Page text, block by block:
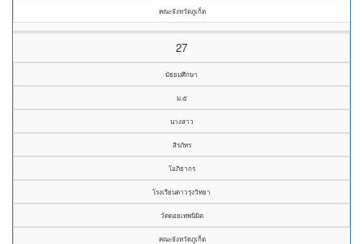
คณะจังหวัดภูเก็ต
27
มัธยมศึกษา
ม.๕
นางสาว
สิรภัทร
โอภิธากร
โรงเรียนดาวรุ่งวิทยา
วัดดอยเทพนิมิต
คณะจังหวัดภูเก็ต